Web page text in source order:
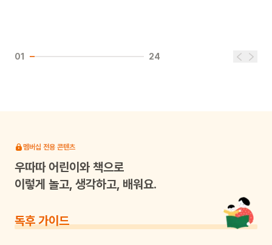
01 24
멤버십 전용 콘텐츠
우따따어린이와 책으로
이렇게 놀고, 생각하고, 배워요.
독후 가이드